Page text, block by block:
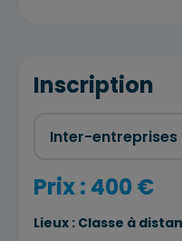
Inscription
Prix : 400 €
Lieux : Classe à